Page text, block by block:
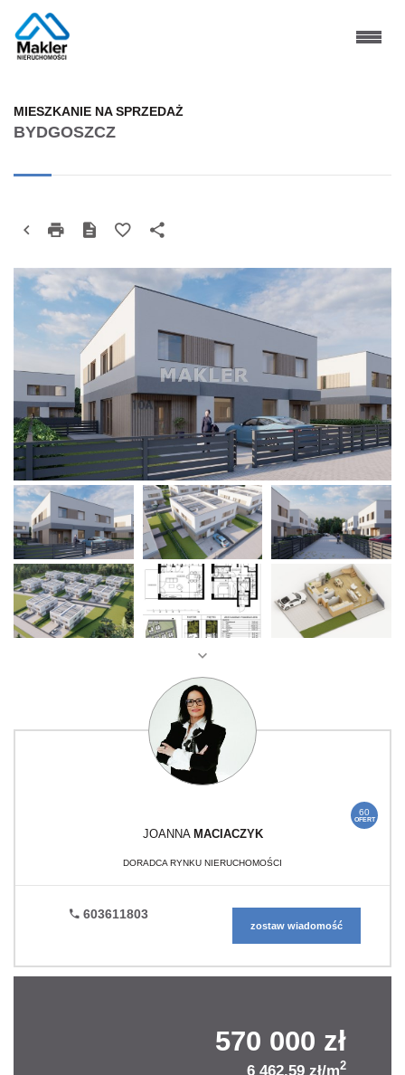
BYDGOSZCZ
MIESZKANIE NA SPRZEDAŻ
60
OFERT
JOANNA MACIACZYK
DORADCA RYNKU NIERUCHOMOŚCI
603611803
zostaw wiadomość
570 000 zł
6 462,59 zł/m2